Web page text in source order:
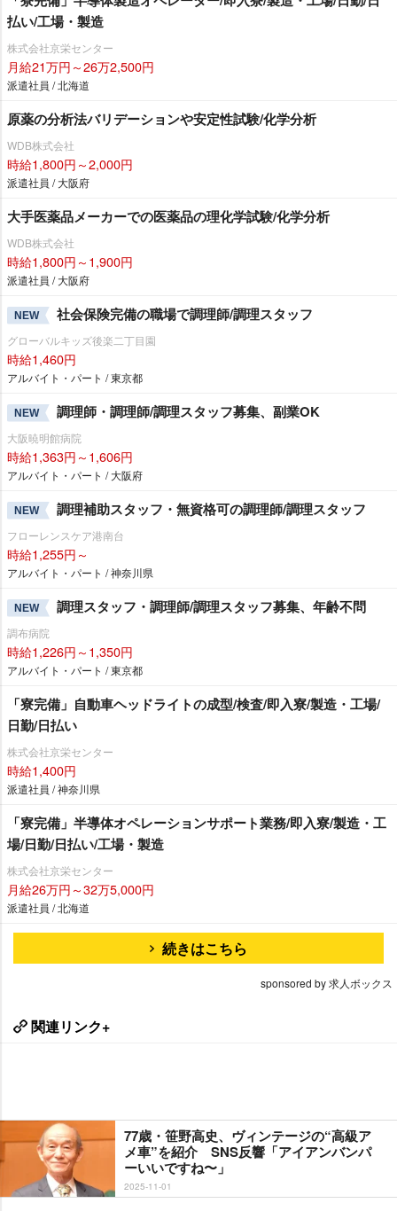
払い/工場・製造
株式会社京栄センター
月給21万円～26万2,500円
派遣社員 / 北海道
原薬の分析法バリデーションや安定性試験/化学分析
WDB株式会社
時給1,800円～2,000円
派遣社員 / 大阪府
大手医薬品メーカーでの医薬品の理化学試験/化学分析
WDB株式会社
時給1,800円～1,900円
派遣社員 / 大阪府
NEW 社会保険完備の職場で調理師/調理スタッフ
グローバルキッズ後楽二丁目園
時給1,460円
アルバイト・パート / 東京都
NEW 調理師・調理師/調理スタッフ募集、副業OK
大阪暁明館病院
時給1,363円～1,606円
アルバイト・パート / 大阪府
NEW 調理補助スタッフ・無資格可の調理師/調理スタッフ
フローレンスケア港南台
時給1,255円～
アルバイト・パート / 神奈川県
NEW 調理スタッフ・調理師/調理スタッフ募集、年齢不問
調布病院
時給1,226円～1,350円
アルバイト・パート / 東京都
「寮完備」自動車ヘッドライトの成型/検査/即入寮/製造・工場/
日勤/日払い
株式会社京栄センター
時給1,400円
派遣社員 / 神奈川県
「寮完備」半導体オペレーションサポート業務/即入寮/製造・工
場/日勤/日払い/工場・製造
株式会社京栄センター
月給26万円～32万5,000円
派遣社員 / 北海道
続きはこちら
sponsored by 求人ボックス
関連リンク+
77歳・笹野高史、ヴィンテージの“高級ア
メ車”を紹介 SNS反響「アイアンバンパ
ーいいですね〜」
2025-11-01